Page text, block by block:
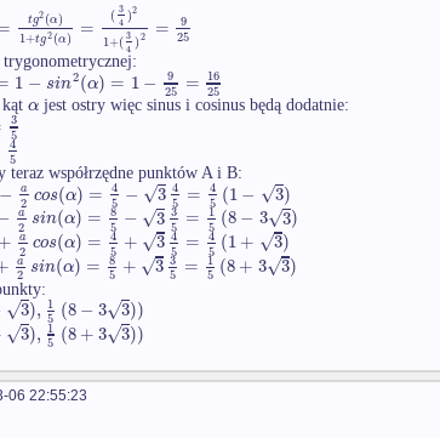
tg2(α)
1+tg2(α) = ( 3
4 )2
1+( 3
4 )2 = 9
25
1 − sin2(α) = 1− 9
25 = 16
25
α jest ostry więc sinus i cosinus będą dodatnie:
3
5
4
5
teraz współrzędne punktów A i B:
− a
2 cos(α) = 4
5 − 3
√ 4
5 = 4
5 (1− 3
√ )
a
2 sin(α) = 8
5 − 3
√ 3
5 = 1
5 (8− 3 3
√ )
+ a
2 cos(α) = 4
5 + 3
√ 4
5 = 4
5 (1+ 3
√ )
a
2 sin(α) = 8
5 + 3
√ 3
5 = 1
5 (8+ 3 3
√ )
3
√ ), 1
5 (8− 3 3
√ ))
3
√ ), 1
5 (8+3 3
√ ))
06 22:55:23